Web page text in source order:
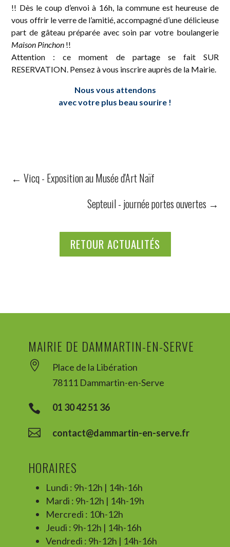
!! Dès le coup d’envoi à 16h, la commune est heureuse de
vous offrir le verre de l’amitié, accompagné d’une délicieuse
part de gâteau préparée avec soin par votre boulangerie
Maison Pinchon !!
Attention : ce moment de partage se fait SUR
RESERVATION. Pensez à vous inscrire auprès de la Mairie.
Nous vous attendons
avec votre plus beau sourire !
←Vicq - Exposition au Musée d'Art Naïf
Septeuil - journée portes ouvertes →
RETOUR ACTUALITÉS
MAIRIE DE DAMMARTIN-EN-SERVE

Place de la Libération
78111 Dammartin-en-Serve
 01 30 42 51 36
 contact@dammartin-en-serve.fr
HORAIRES
Lundi : 9h-12h | 14h-16h
Mardi : 9h-12h | 14h-19h
Mercredi : 10h-12h
Jeudi : 9h-12h | 14h-16h
Vendredi : 9h-12h | 14h-16h